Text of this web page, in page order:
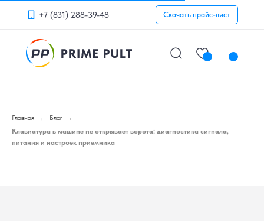
+7 (831) 288-39-48 Скачать прайс-лист
Главная → Блог →
Клавиатура в машине не открывает ворота: диагностика сигнала,
питания и настроек приемника